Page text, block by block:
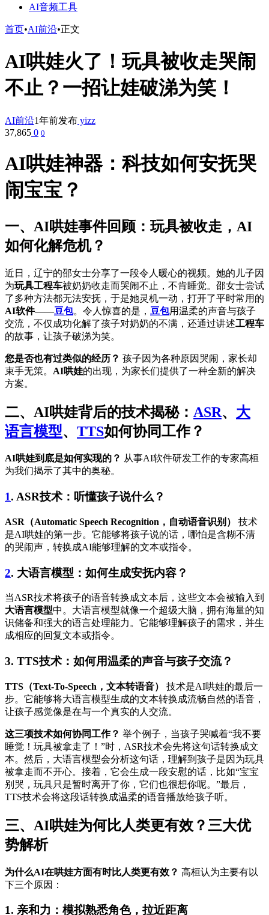
AI音频工具
首页•AI前沿•正文
AI哄娃火了！玩具被收走哭闹
不止？一招让娃破涕为笑！
AI前沿1年前发布 yizz
37,865 0 0
AI哄娃神器：科技如何安抚哭
闹宝宝？
一、AI哄娃事件回顾：玩具被收走，AI
如何化解危机？
近日，辽宁的邵女士分享了一段令人暖心的视频。她的儿子因
为玩具工程车被奶奶收走而哭闹不止，不肯睡觉。邵女士尝试
了多种方法都无法安抚，于是她灵机一动，打开了平时常用的
AI软件——豆包。令人惊喜的是， 豆包用温柔的声音与孩子
交流，不仅成功化解了孩子对奶奶的不满，还通过讲述工程车
的故事，让孩子破涕为笑。
您是否也有过类似的经历？ 孩子因为各种原因哭闹，家长却
束手无策。 AI哄娃的出现，为家长们提供了一种全新的解决
方案。
二、AI哄娃背后的技术揭秘： ASR、 大
语言模型、 TTS如何协同工作？
AI哄娃到底是如何实现的？ 从事AI软件研发工作的专家高桓
为我们揭示了其中的奥秘。
1. ASR技术：听懂孩子说什么？
ASR（Automatic Speech Recognition，自动语音识别）
技术
是AI哄娃的第一步。它能够将孩子说的话，哪怕是含糊不清
的哭闹声，转换成AI能够理解的文本或指令。
2. 大语言模型：如何生成安抚内容？
当ASR技术将孩子的语音转换成文本后，这些文本会被输入到
大语言模型中。大语言模型就像一个超级大脑，拥有海量的知
识储备和强大的语言处理能力。它能够理解孩子的需求，并生
成相应的回复文本或指令。
3. TTS技术：如何用温柔的声音与孩子交流？
TTS（Text-To-Speech，文本转语音）
技术是AI哄娃的最后一
步。它能够将大语言模型生成的文本转换成流畅自然的语音，
让孩子感觉像是在与一个真实的人交流。
这三项技术如何协同工作？ 举个例子，当孩子哭喊着“我不要
睡觉！玩具被拿走了！”时，ASR技术会先将这句话转换成文
本。然后，大语言模型会分析这句话，理解到孩子是因为玩具
被拿走而不开心。接着，它会生成一段安慰的话，比如“宝宝
别哭，玩具只是暂时离开了你，它们也很想你呢。”最后，
TTS技术会将这段话转换成温柔的语音播放给孩子听。
三、AI哄娃为何比人类更有效？三大优
势解析
为什么AI在哄娃方面有时比人类更有效？ 高桓认为主要有以
下三个原因：
1. 亲和力：模拟熟悉角色，拉近距离